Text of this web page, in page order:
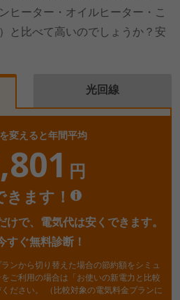
ヒーター・オイルヒーター・こ
と比べて高いのでしょうか？安
変えると年間平均
円
きます！
けで、電気代は安くできます。
すぐ無料診断！
ンから切り替えた場合の節約額をシミュ
ご利用の場合は「お使いの新電力と比較
ださい。
（比較対象の電気料金プランに
光回線